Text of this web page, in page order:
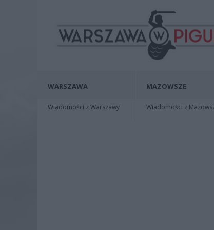
WARSZAWA
Wiadomości z Warszawy
MAZOWSZE
Wiadomości z